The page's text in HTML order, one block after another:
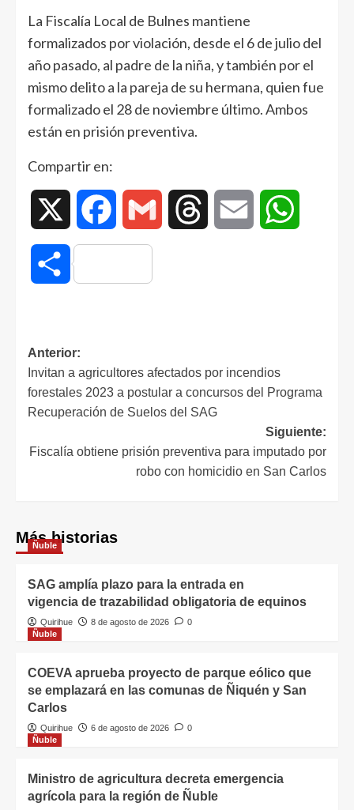
La Fiscalía Local de Bulnes mantiene
formalizados por violación, desde el 6 de julio del
año pasado, al padre de la niña, y también por el
mismo delito a la pareja de su hermana, quien fue
formalizado el 28 de noviembre último. Ambos
están en prisión preventiva.
Compartir en:
Facebook Gmail Threads Email
Compartir
Anterior:
Invitan a agricultores afectados por incendios
forestales 2023 a postular a concursos del Programa
Recuperación de Suelos del SAG
Siguiente:
Fiscalía obtiene prisión preventiva para imputado por
robo con homicidio en San Carlos
Más historias
Ñuble
SAG amplía plazo para la entrada en
vigencia de trazabilidad obligatoria de equinos
Quirihue 8 de agosto de 2026
0
Ñuble
COEVA aprueba proyecto de parque eólico que
se emplazará en las comunas de Ñiquén y San
Carlos
Quirihue 6 de agosto de 2026
0
Ñuble
Ministro de agricultura decreta emergencia
agrícola para la región de Ñuble